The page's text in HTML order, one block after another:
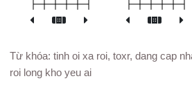
Từ khóa: tinh oi xa roi, toxr, dang cap
roi long kho yeu ai